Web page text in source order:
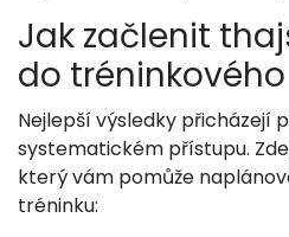
Jak začlenit
do
Nejlepší výsledky přicházejí
systematickém přístupu.
který vám pomůže
tréninku: